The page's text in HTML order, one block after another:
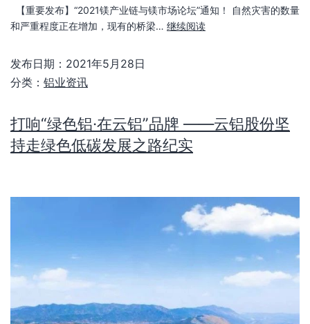
【重要发布】“2021镁产业链与镁市场论坛”通知！ 自然灾害的数量
和严重程度正在增加，现有的桥梁… 继续阅读
发布日期： 2021年5月28日
分类： 铝业资讯
打响“绿色铝·在云铝”品牌 ——云铝股份坚
持走绿色低碳发展之路纪实